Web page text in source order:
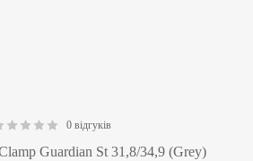
0 відгуків
Guardian St 31,8/34,9 (Grey)